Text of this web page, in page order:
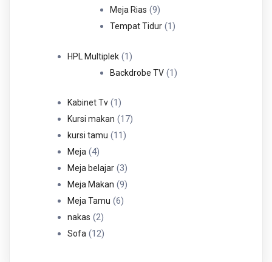
Meja Rias 99
Produk
Tempat Tidur 11
HPL Multiplek 11
Produk
Backdrobe TV 11
Kabinet Tv 11
Produk
Kursi makan 1717
kursi tamu 1111
Meja 44
Produk
Meja belajar 33
Produk
Meja Makan 99
Meja Tamu 66
nakas 22
Produk
Sofa 1212